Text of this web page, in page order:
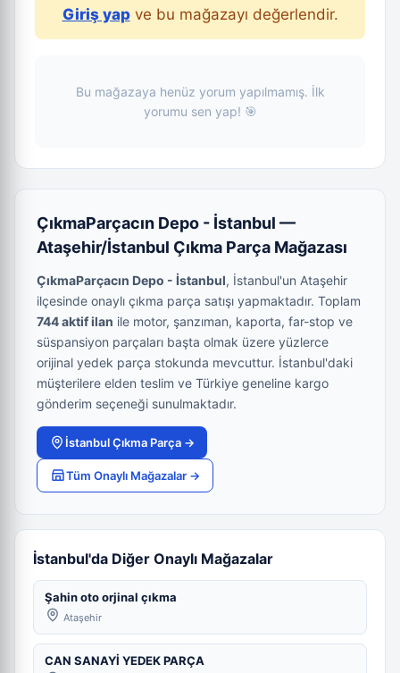
Giriş yapve bu mağazayı değerlendir.
Bu mağazaya henüz yorum yapılmamış. İlk
yorumu sen yap! 🎯
ÇıkmaParçacın Depo - İstanbul —
Ataşehir/İstanbul Çıkma Parça Mağazası
ÇıkmaParçacın Depo - İstanbul, İstanbul'un Ataşehir
ilçesinde onaylı çıkma parça satışı yapmaktadır. Toplam
744 aktif ilan ile motor, şanzıman, kaporta, far-stop ve
süspansiyon parçaları başta olmak üzere yüzlerce
orijinal yedek parça stokunda mevcuttur. İstanbul'daki
müşterilere elden teslim ve Türkiye geneline kargo
gönderim seçeneği sunulmaktadır.
İstanbul Çıkma Parça →
Tüm Onaylı Mağazalar →
İstanbul'da Diğer Onaylı Mağazalar
Şahin oto orjinal çıkma
Ataşehir
CAN SANAYİ YEDEK PARÇA